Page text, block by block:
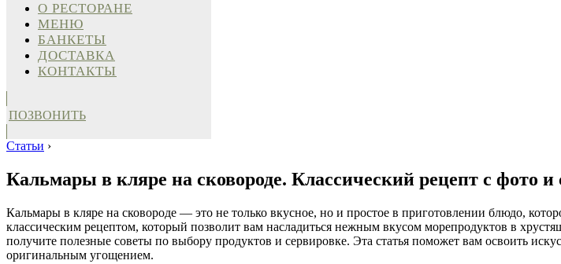
О РЕСТОРАНЕ
МЕНЮ
БАНКЕТЫ
ДОСТАВКА
КОНТАКТЫ
ПОЗВОНИТЬ
Статьи ›
Кальмары в кляре на сковороде. Классический рецепт с фото и
Кальмары в кляре на сковороде — это не только вкусное, но и простое в приготовлении блюдо,
классическим рецептом, который позволит вам насладиться нежным вкусом морепродуктов в
получите полезные советы по выбору продуктов и сервировке. Эта статья поможет вам освоить
оригинальным угощением.